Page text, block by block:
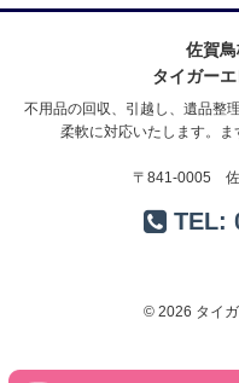
佐賀
タイガー
不用品の回収、引越し、遺品整
柔軟に対応いたします。ま
〒841-0005 佐
TEL:
© 2026 タイガ